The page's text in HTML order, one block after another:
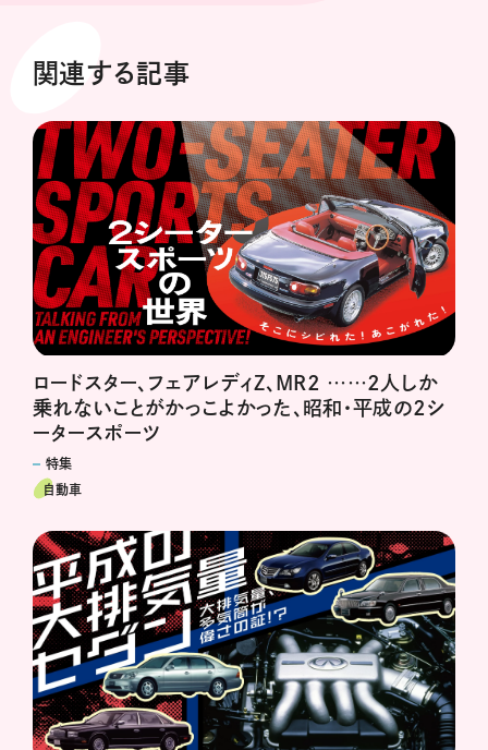
関連する記事
ロードスター、フェアレディZ、MR2 ……2人しか
乗れないことがかっこよかった、昭和・平成の2シ
ータースポーツ
特集
自動車